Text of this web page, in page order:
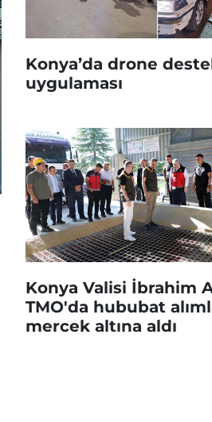
Konya’da drone
uygulaması
Konya Valisi İbrahim
TMO'da hububat
mercek altına aldı